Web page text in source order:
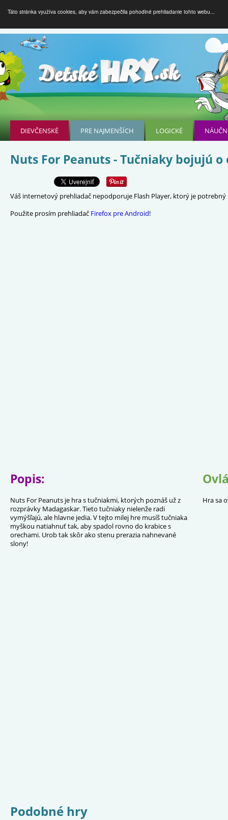
Táto stránka využíva cookies, aby vám zabezpečila pohodlné prehliadanie tohto webu...
DIEVČENSKÉ PRE NAJMENŠÍCH LOGICKÉ
Nuts For Peanuts - Tučniaky bojujú o
Váš internetový prehliadač nepodporuje Flash Player, ktorý je
Použite prosím prehliadač Firefox pre Android!
Popis:
Nuts For Peanuts je hra s tučniakmi, ktorých poznáš už z
rozprávky Madagaskar. Tieto tučniaky nielenže radi
vymýšľajú, ale hlavne jedia. V tejto milej hre musíš tučniaka
myškou natiahnuť tak, aby spadol rovno do krabice s
orechami. Urob tak skôr ako stenu prerazia nahnevané
slony!
Hra sa
Podobné hry